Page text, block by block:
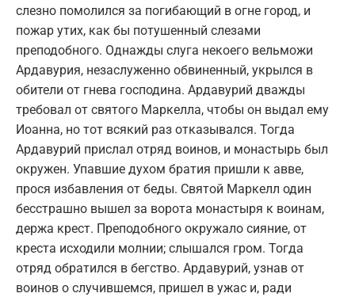
слезно помолился за погибающий в огне город, и
пожар утих, как бы потушенный слезами
преподобного. Однажды слуга некоего вельможи
Ардавурия, незаслуженно обвиненный, укрылся в
обители от гнева господина. Ардавурий дважды
требовал от святого Маркелла, чтобы он выдал ему
Иоанна, но тот всякий раз отказывался. Тогда
Ардавурий прислал отряд воинов, и монастырь был
окружен. Упавшие духом братия пришли к авве,
прося избавления от беды. Святой Маркелл один
бесстрашно вышел за ворота монастыря к воинам,
держа крест. Преподобного окружало сияние, от
креста исходили молнии; слышался гром. Тогда
отряд обратился в бегство. Ардавурий, узнав от
воинов о случившемся, пришел в ужас и, ради